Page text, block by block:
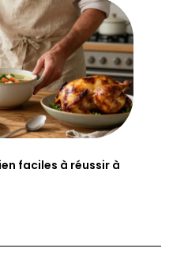
faciles à réussir à